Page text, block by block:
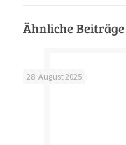
Ähnliche Beiträge
28. August 2025